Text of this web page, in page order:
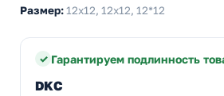
Размер:12х12, 12x12, 12*12
Гарантируем подлинность
DKC